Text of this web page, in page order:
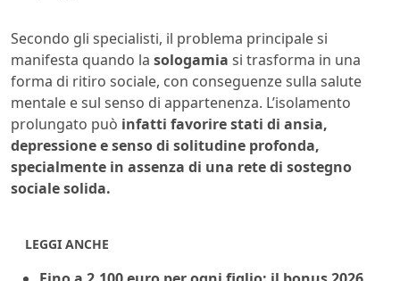
Secondo gli specialisti, il problema principale si
manifesta quando la sologamia si trasforma in una
forma di ritiro sociale, con conseguenze sulla salute
mentale e sul senso di appartenenza. L’isolamento
prolungato può infatti favorire stati di ansia,
depressione e senso di solitudine profonda,
specialmente in assenza di una rete di sostegno
sociale solida.
LEGGI ANCHE